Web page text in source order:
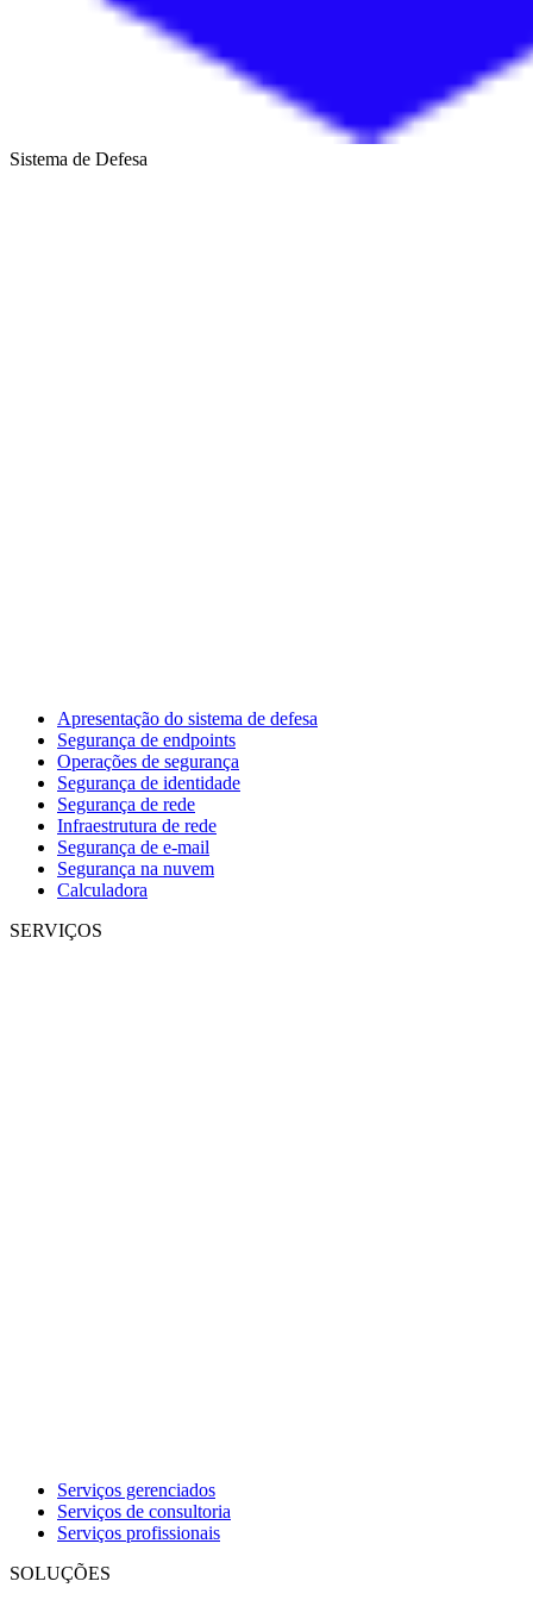
Sistema de Defesa
Apresentação do sistema de defesa
Segurança de endpoints
Operações de segurança
Segurança de identidade
Segurança de rede
Infraestrutura de rede
Segurança de e-mail
Segurança na nuvem
Calculadora
SERVIÇOS
Serviços gerenciados
Serviços de consultoria
Serviços profissionais
SOLUÇÕES